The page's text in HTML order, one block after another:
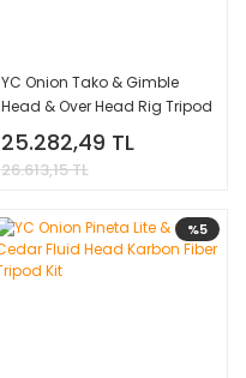
YC Onion Tako & Gimble
Head & Over Head Rig Tripod
Kit
25.282,49 TL
26.613,15 TL
%5